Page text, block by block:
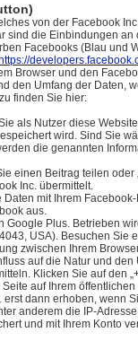
von der Facebook
sind die Einbindungen an
Facebooks (Blau und
Browser und den
den Umfang der Daten,
finden Sie hier:
als Nutzer diese
wird. Sind Sie
die genannten
einen Beitrag teilen oder
Inc. übermittelt.
mit Ihrem
aus.
Google Plus. Betrieben
USA). Besuchen Sie
zwischen Ihrem
auf die Natur und den
Klicken Sie auf den
auf Ihrem öffentlichen
dann erhoben, wenn
anderem die IP-
und mit Ihrem Konto